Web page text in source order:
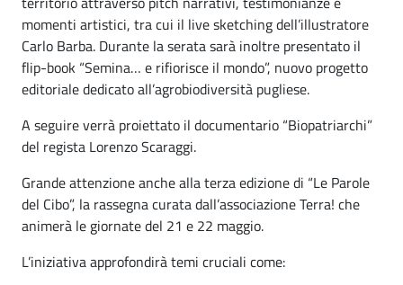
momenti artistici, tra cui il live sketching dell’illustratore
Carlo Barba. Durante la serata sarà inoltre presentato il
flip-book “Semina… e rifiorisce il mondo”, nuovo progetto
editoriale dedicato all’agrobiodiversità pugliese.
A seguire verrà proiettato il documentario “Biopatriarchi”
del regista Lorenzo Scaraggi.
Grande attenzione anche alla terza edizione di “Le Parole
del Cibo”, la rassegna curata dall’associazione Terra! che
animerà le giornate del 21 e 22 maggio.
L’iniziativa approfondirà temi cruciali come: